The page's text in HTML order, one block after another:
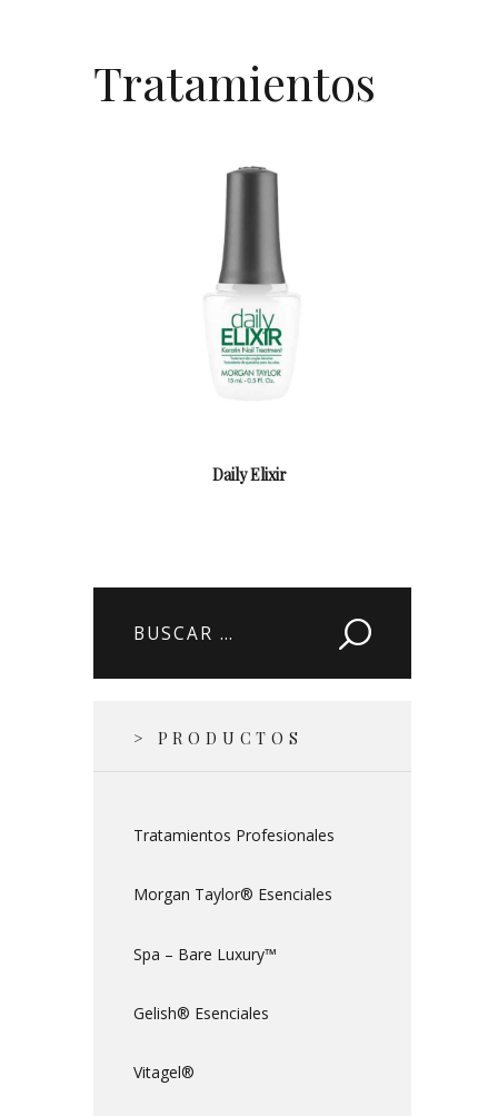
Tratamientos
Daily Elixir
Buscar:
> PRODUCTOS
Tratamientos Profesionales
Morgan Taylor® Esenciales
Spa – Bare Luxury™
Gelish® Esenciales
Vitagel®